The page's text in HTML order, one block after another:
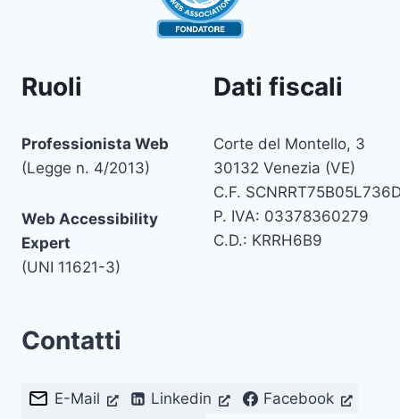
Ruoli
Professionista Web
(Legge n. 4/2013)
Web Accessibility
Expert
(UNI 11621-3)
Dati fiscali
Corte del Montello, 3
30132 Venezia (VE)
C.F.
P. IVA: 03378360279
C.D.: KRRH6B9
Contatti
E-Mail Linkedin Facebook